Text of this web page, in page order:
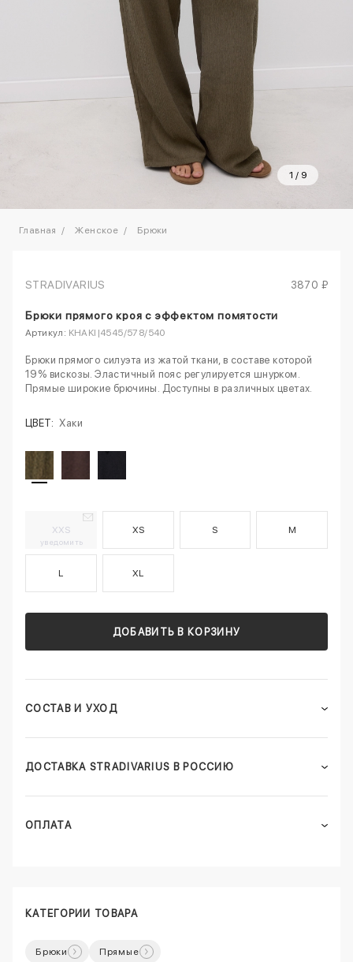
1 / 9
Главная Женское Брюки
STRADIVARIUS 3870 ₽
Брюки прямого кроя с эффектом помятости
Артикул: KHAKI|4545/578/540
Брюки прямого силуэта из жатой ткани, в составе которой
19% вискозы. Эластичный пояс регулируется шнурком.
Прямые широкие брючины. Доступны в различных цветах.
ЦВЕТ: Хаки
XXS
уведомить
XS S M
L XL
ДОБАВИТЬ В КОРЗИНУ
СОСТАВ И УХОД
ДОСТАВКА STRADIVARIUS В РОССИЮ
ОПЛАТА
КАТЕГОРИИ ТОВАРА
Брюки Прямые